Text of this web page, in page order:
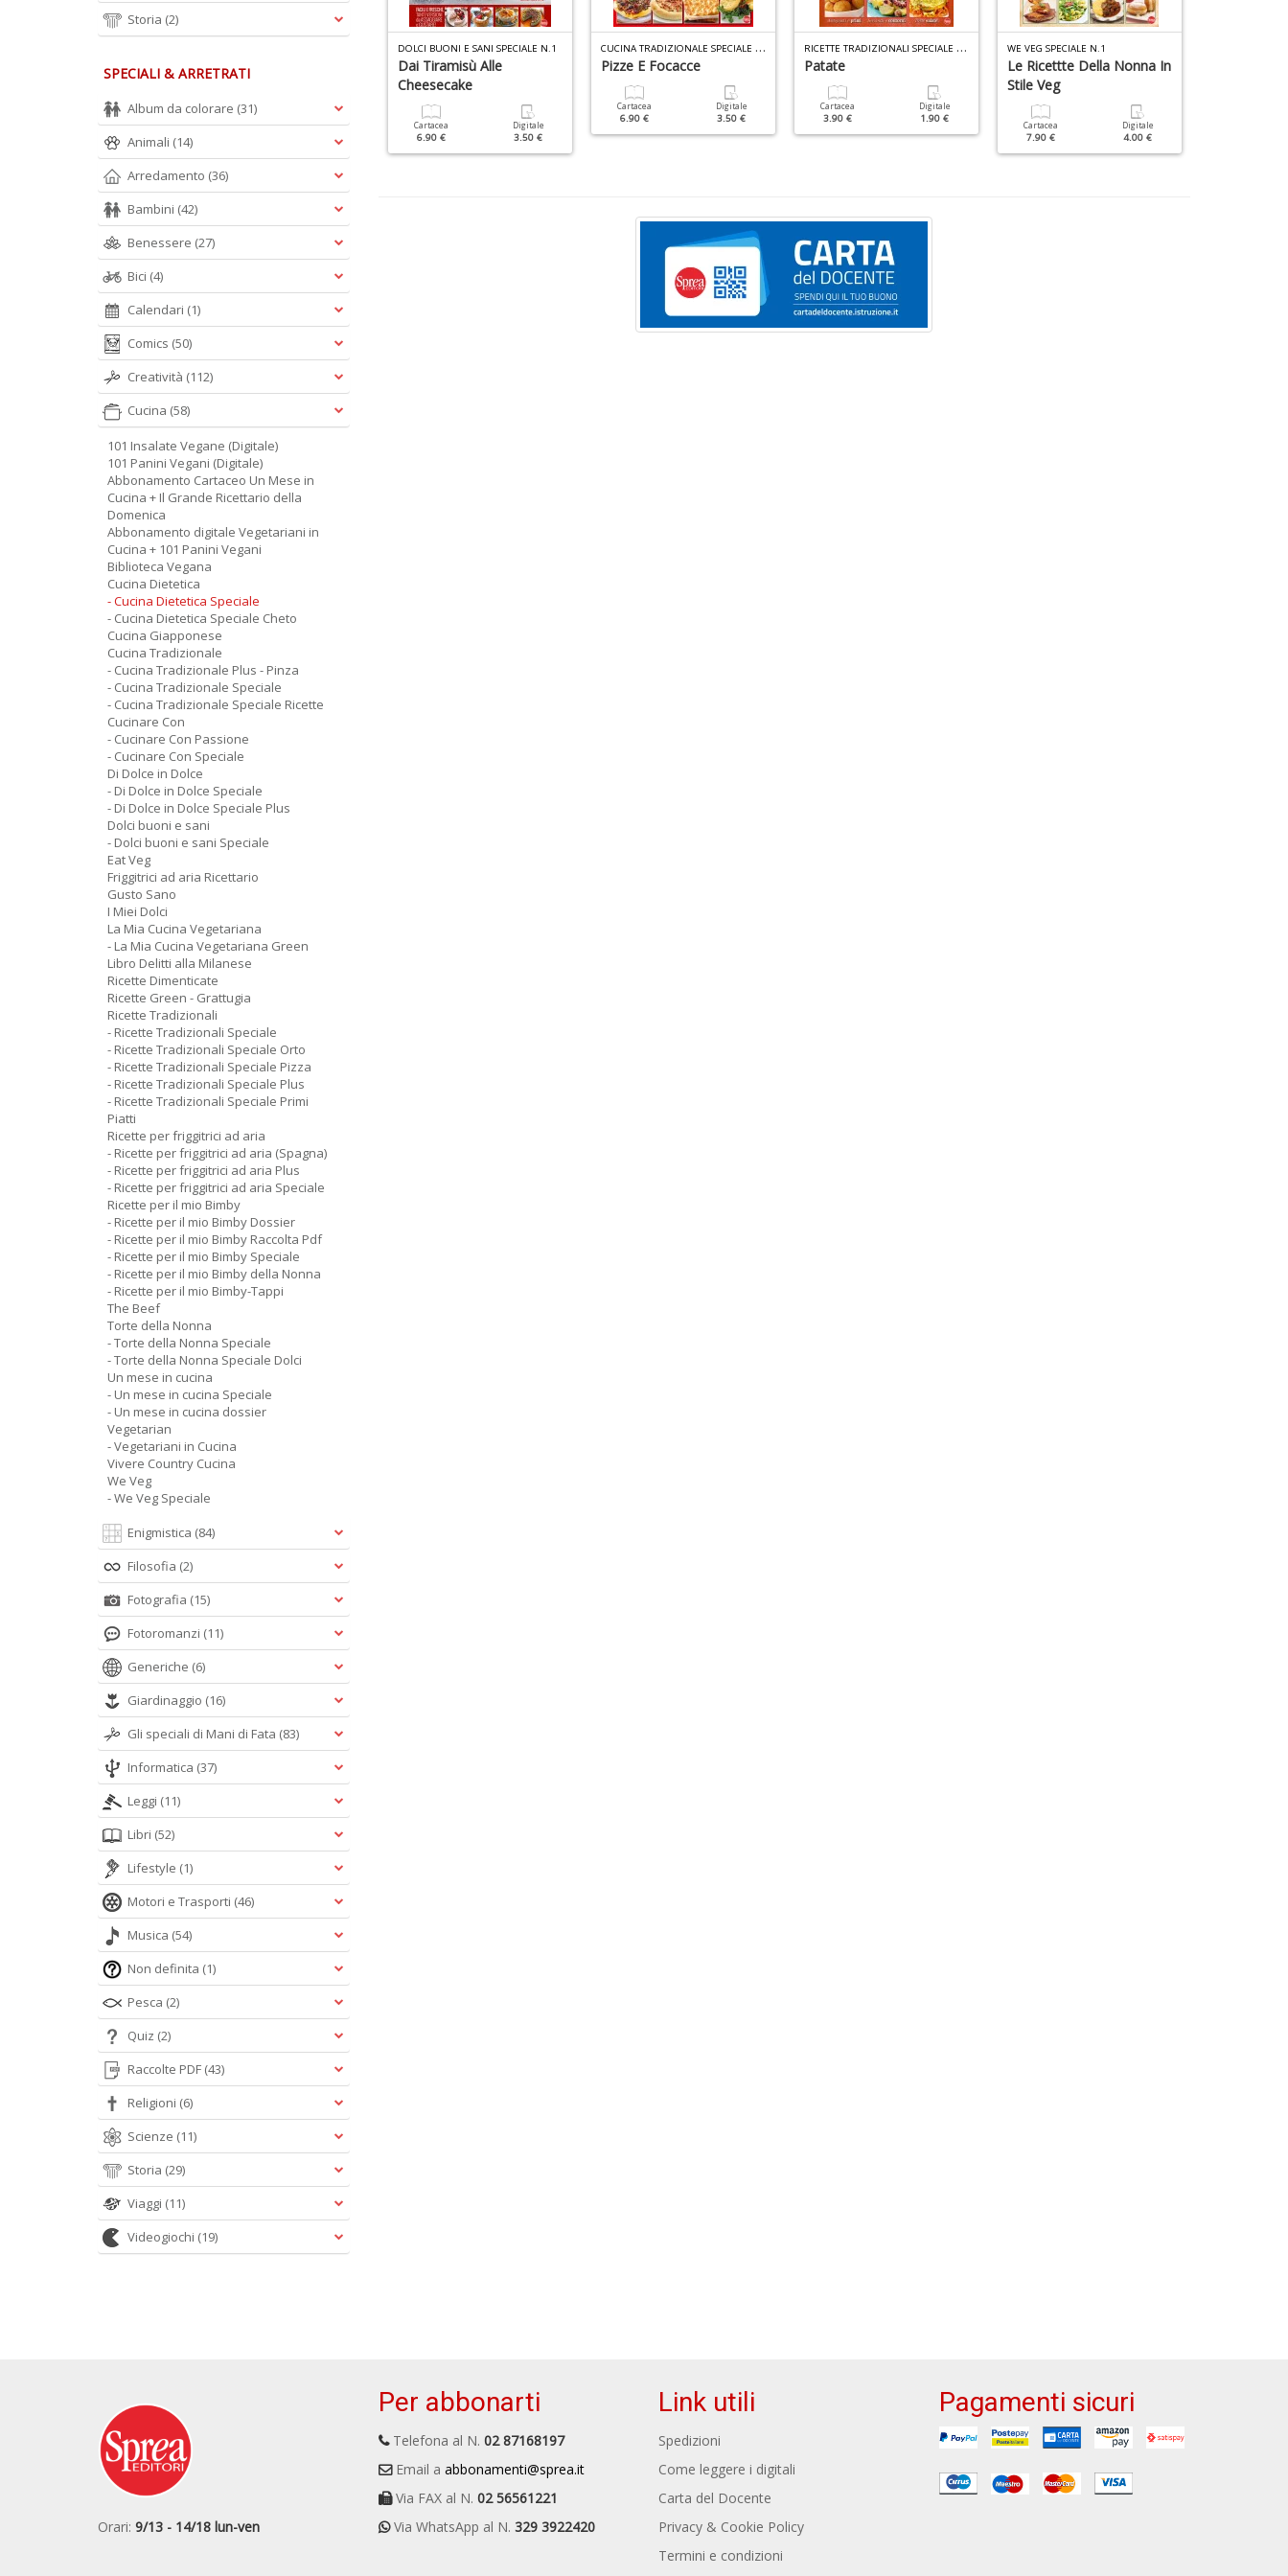
Per Le Feste
Digitale
1.90 €
DOLCI BUONI E SANI SPECIALE N.1
Dai Tiramisù Alle
Cheesecake
Cartacea
6.90 €
Digitale
3.50 €
C
UCINA TRADIZIONALE SPECIALE N.3
Pizze E Focacce
Cartacea
6.90 €
Digitale
3.50 €
R
ICETTE TRADIZIONALI SPECIALE N.3
Patate
Cartacea
3.90 €
Digitale
1.90 €
WE VEG SPECIALE N.1
Le Ricettte Della Nonna In
Stile Veg
Cartacea
7.90 €
Digitale
4.00 €
Storia (2)
SPECIALI & ARRETRATI
Album da colorare (31)
Animali (14)
Arredamento (36)
Bambini (42)
Benessere (27)
Bici (4)
Calendari (1)
Comics (50)
Creatività (112)
Cucina (58)
101 Insalate Vegane (Digitale)
101 Panini Vegani (Digitale)
Abbonamento Cartaceo Un Mese in
Cucina + Il Grande Ricettario della
Domenica
Abbonamento digitale Vegetariani in
Cucina + 101 Panini Vegani
Biblioteca Vegana
Cucina Dietetica
- Cucina Dietetica Speciale
- Cucina Dietetica Speciale Cheto
Cucina Giapponese
Cucina Tradizionale
- Cucina Tradizionale Plus - Pinza
- Cucina Tradizionale Speciale
- Cucina Tradizionale Speciale Ricette
Cucinare Con
- Cucinare Con Passione
- Cucinare Con Speciale
Di Dolce in Dolce
- Di Dolce in Dolce Speciale
- Di Dolce in Dolce Speciale Plus
Dolci buoni e sani
- Dolci buoni e sani Speciale
Eat Veg
Friggitrici ad aria Ricettario
Gusto Sano
I Miei Dolci
La Mia Cucina Vegetariana
- La Mia Cucina Vegetariana Green
Libro Delitti alla Milanese
Ricette Dimenticate
Ricette Green - Grattugia
Ricette Tradizionali
- Ricette Tradizionali Speciale
- Ricette Tradizionali Speciale Orto
- Ricette Tradizionali Speciale Pizza
- Ricette Tradizionali Speciale Plus
- Ricette Tradizionali Speciale Primi
Piatti
Ricette per friggitrici ad aria
- Ricette per friggitrici ad aria (Spagna)
- Ricette per friggitrici ad aria Plus
- Ricette per friggitrici ad aria Speciale
Ricette per il mio Bimby
- Ricette per il mio Bimby Dossier
- Ricette per il mio Bimby Raccolta Pdf
- Ricette per il mio Bimby Speciale
- Ricette per il mio Bimby della Nonna
- Ricette per il mio Bimby-Tappi
The Beef
Torte della Nonna
- Torte della Nonna Speciale
- Torte della Nonna Speciale Dolci
Un mese in cucina
- Un mese in cucina Speciale
- Un mese in cucina dossier
Vegetarian
- Vegetariani in Cucina
Vivere Country Cucina
We Veg
- We Veg Speciale
Enigmistica (84)
Filosofia (2)
Fotografia (15)
Fotoromanzi (11)
Generiche (6)
Giardinaggio (16)
Gli speciali di Mani di Fata (83)
Informatica (37)
Leggi (11)
Libri (52)
Lifestyle (1)
Motori e Trasporti (46)
Musica (54)
Non definita (1)
Pesca (2)
Quiz (2)
Raccolte PDF (43)
Religioni (6)
Scienze (11)
Storia (29)
Viaggi (11)
Videogiochi (19)
Orari: 9/13 - 14/18 lun-ven
Per abbonarti
Telefona al N. 02 87168197
Email a abbonamenti@sprea.it
Via FAX al N. 02 56561221
Via WhatsApp al N. 329 3922420
Link utili
Spedizioni
Come leggere i digitali
Carta del Docente
Privacy & Cookie Policy
Termini e condizioni
Pagamenti sicuri